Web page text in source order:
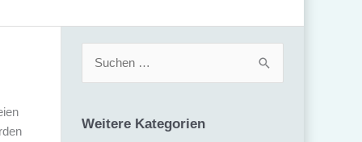
h
Weitere Kategorien